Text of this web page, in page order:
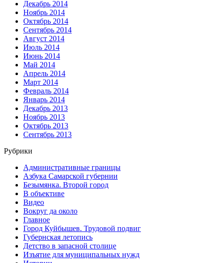
Декабрь 2014
Ноябрь 2014
Октябрь 2014
Сентябрь 2014
Август 2014
Июль 2014
Июнь 2014
Май 2014
Апрель 2014
Март 2014
Февраль 2014
Январь 2014
Декабрь 2013
Ноябрь 2013
Октябрь 2013
Сентябрь 2013
Рубрики
Административные границы
Азбука Самарской губернии
Безымянка. Второй город
В объективе
Видео
Вокруг да около
Главное
Город Куйбышев. Трудовой подвиг
Губернская летопись
Детство в запасной столице
Изъятие для муниципальных нужд